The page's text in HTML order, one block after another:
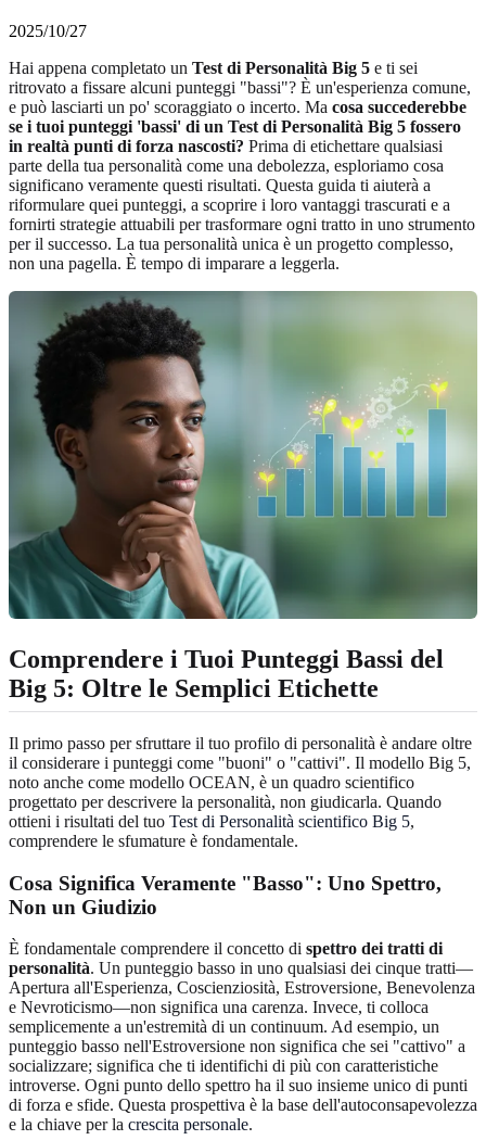
2025/10/27
Hai appena completato un Test di Personalità Big 5 e ti sei
ritrovato a fissare alcuni punteggi "bassi"? È un'esperienza comune,
e può lasciarti un po' scoraggiato o incerto. Ma cosa succederebbe
se i tuoi punteggi 'bassi' di un Test di Personalità Big 5 fossero
in realtà punti di forza nascosti? Prima di etichettare qualsiasi
parte della tua personalità come una debolezza, esploriamo cosa
significano veramente questi risultati. Questa guida ti aiuterà a
riformulare quei punteggi, a scoprire i loro vantaggi trascurati e a
fornirti strategie attuabili per trasformare ogni tratto in uno strumento
per il successo. La tua personalità unica è un progetto complesso,
non una pagella. È tempo di imparare a leggerla.
Comprendere i Tuoi Punteggi Bassi del
Big 5: Oltre le Semplici Etichette
Il primo passo per sfruttare il tuo profilo di personalità è andare oltre
il considerare i punteggi come "buoni" o "cattivi". Il modello Big 5,
noto anche come modello OCEAN, è un quadro scientifico
progettato per descrivere la personalità, non giudicarla. Quando
ottieni i risultati del tuo Test di Personalità scientifico Big 5,
comprendere le sfumature è fondamentale.
Cosa Significa Veramente "Basso": Uno Spettro,
Non un Giudizio
È fondamentale comprendere il concetto di spettro dei tratti di
personalità. Un punteggio basso in uno qualsiasi dei cinque tratti—
Apertura all'Esperienza, Coscienziosità, Estroversione, Benevolenza
e Nevroticismo—non significa una carenza. Invece, ti colloca
semplicemente a un'estremità di un continuum. Ad esempio, un
punteggio basso nell'Estroversione non significa che sei "cattivo" a
socializzare; significa che ti identifichi di più con caratteristiche
introverse. Ogni punto dello spettro ha il suo insieme unico di punti
di forza e sfide. Questa prospettiva è la base dell'autoconsapevolezza
e la chiave per la crescita personale.